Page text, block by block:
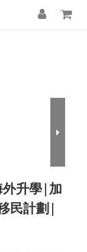
外升學|加
民計劃|